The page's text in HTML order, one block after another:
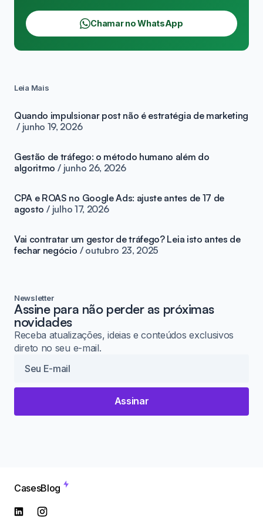
Chamar no WhatsApp
Leia Mais
Quando impulsionar post não é estratégia de marketing
junho 19, 2026
Gestão de tráfego: o método humano além do
algoritmo
junho 26, 2026
CPA e ROAS no Google Ads: ajuste antes de 17 de
agosto
julho 17, 2026
Vai contratar um gestor de tráfego? Leia isto antes de
fechar negócio
outubro 23, 2025
Newsletter
Assine para não perder as próximas
novidades
Receba atualizações, ideias e conteúdos exclusivos
direto no seu e-mail.
Assinar
CasesBlog